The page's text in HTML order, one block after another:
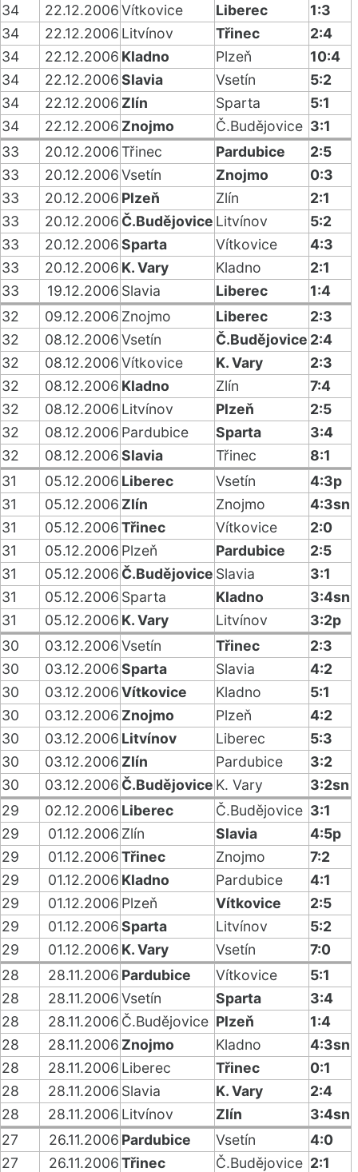
34
22.12.2006Vítkovice Liberec
1:3
34
22.12.2006 Litvínov Třinec
2:4
34
22.12.2006 Kladno Plzeň
10:4
34
22.12.2006Slavia Vsetín
5:2
34
22.12.2006 Zlín Sparta
5:1
34
22.12.2006 Znojmo Č.Budějovice 3:1
33
20.12.2006Třinec Pardubice
2:5
33
20.12.2006Vsetín Znojmo
0:3
33
20.12.2006 Plzeň Zlín
2:1
33
20.12.2006 Č.Budějovice Litvínov
5:2
33
20.12.2006Sparta Vítkovice
4:3
33
20.12.2006 K. Vary Kladno
2:1
33
19.12.2006 Slavia Liberec
1:4
32
09.12.2006 Znojmo Liberec
2:3
32
08.12.2006Vsetín Č.Budějovice 2:4
32
08.12.2006Vítkovice K. Vary
2:3
32
08.12.2006 Kladno Zlín
7:4
32
08.12.2006 Litvínov Plzeň
2:5
32
08.12.2006 Pardubice Sparta
3:4
32
08.12.2006Slavia Třinec
8:1
31
05.12.2006 Liberec Vsetín
4:3p
31
05.12.2006 Zlín Znojmo
4:3sn
31
05.12.2006Třinec Vítkovice
2:0
31
05.12.2006 Plzeň Pardubice
2:5
31
05.12.2006 Č.Budějovice Slavia
3:1
31
05.12.2006 Sparta Kladno
3:4sn
31
05.12.2006 K. Vary Litvínov
3:2p
30
03.12.2006Vsetín Třinec
2:3
30
03.12.2006Sparta Slavia
4:2
30
03.12.2006Vítkovice Kladno
5:1
30
03.12.2006 Znojmo Plzeň
4:2
30
03.12.2006 Litvínov Liberec
5:3
30
03.12.2006 Zlín Pardubice
3:2
30
03.12.2006 Č.Budějovice K. Vary
3:2sn
29
02.12.2006 Liberec Č.Budějovice 3:1
29
01.12.2006 Zlín Slavia
4:5p
29
01.12.2006Třinec Znojmo
7:2
29
01.12.2006 Kladno Pardubice
4:1
29
01.12.2006 Plzeň Vítkovice
2:5
29
01.12.2006Sparta Litvínov
5:2
29
01.12.2006 K. Vary Vsetín
7:0
28
28.11.2006 Pardubice Vítkovice
5:1
28
28.11.2006Vsetín Sparta
3:4
28
28.11.2006 Č.Budějovice Plzeň
1:4
28
28.11.2006 Znojmo Kladno
4:3sn
28
28.11.2006 Liberec Třinec
0:1
28
28.11.2006 Slavia K. Vary
2:4
28
28.11.2006 Litvínov Zlín
3:4sn
27
26.11.2006 Pardubice Vsetín
4:0
27
26.11.2006Třinec Č.Budějovice 2:1